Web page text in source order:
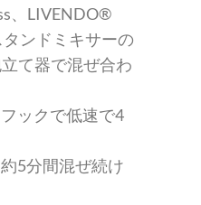
、LIVENDO®
ンドミキサーの
て器で混ぜ合わ
ックで低速で4
5分間混ぜ続け